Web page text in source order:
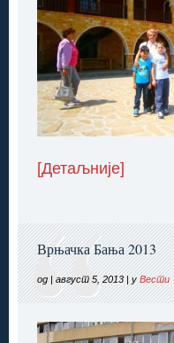
[Детаљније]
Врњачка Бања 2013
од | август 5, 2013 | уВести